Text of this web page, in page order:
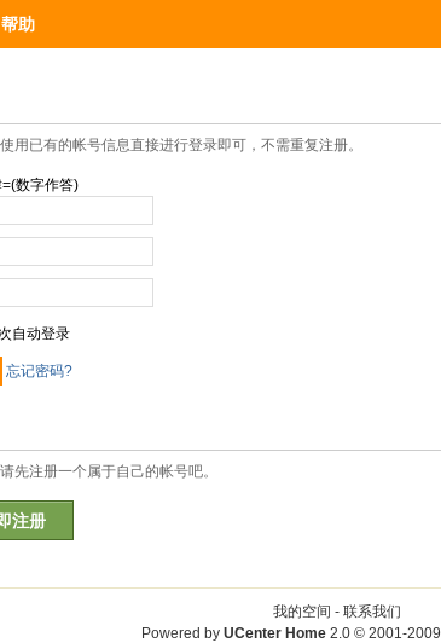
帮助
用已有的帐号信息直接进行登录即可，不需重复注册。
数字作答)
自动登录
忘记密码?
先注册一个属于自己的帐号吧。
注册
我的空间 - 联系我们
Powered by UCenter Home 2.0© 2001-2009